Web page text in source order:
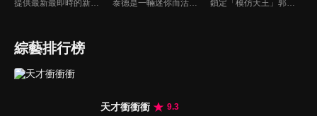
提供最新最即時的新車資訊、邀請汽車達人分享試車報告，同時幫觀眾做最仔細的車款集評。還有專家分享最實用、最省錢的愛車維修撇步，甚至將難得一見的限量車、改裝車直接搬到棚內，將更專業、更豐富、更多元化的內容呈現給觀眾。 泰德是一輛迷你而活潑的火車。 它總是在嘗試新的冒險，並盡可能通過他玩的遊戲學到東西。 在他的冒險中，泰德學習了形狀、顏色和數位。 小朋友們快來和泰德一起快樂地學習吧！ 鎖定「模仿天王」郭子乾，還有高顏值學霸大學生辛辣提問唷！全新優質節目都在NOWnews《鄉民大學問》！
綜藝排行榜
天才衝衝衝
9.3